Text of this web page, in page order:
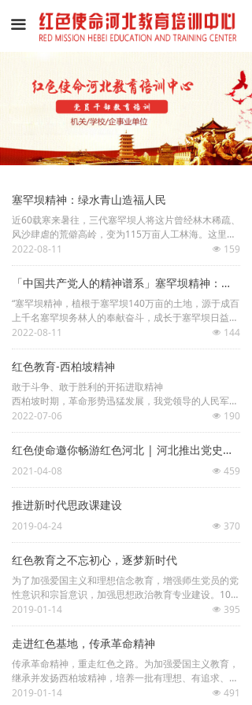
끀
首页
机构简介
红色教育
教学模式
活动影像
后勤保障
拓展基地
联系我们
塞罕坝精神：绿水青山造福人民
近60载寒来暑往，三代塞罕坝人将这片曾经林木稀疏、
风沙肆虐的荒僻高岭，变为115万亩人工林海。这里的
4.8亿棵树木，排起来可以绕地球12圈。塞罕坝每年为
京津地区输送净水1.37亿立方米、释放氧气55万吨，是
守卫京津的重要生态屏障。
넶 159
2022-08-11
「中国共产党人的精神谱系」塞罕坝精神：牢记使命 绿色发展
“塞罕坝精神，植根于塞罕坝140万亩的土地，源于成百
上千名塞罕坝务林人的奉献奋斗，成长于塞罕坝日益辉
煌的绿色事业之上，是几代塞罕坝人用心血、汗水和生
命凝结而成。”
넶 144
2022-08-11
红色教育-西柏坡精神
敢于斗争、敢于胜利的开拓进取精神
西柏坡时期，革命形势迅猛发展，我党领导的人民军队
已转入全国反攻，是否敢于不失时机地发起战略决战，
将革命进行到底，是党在西柏坡时期面临的一个历史性
课题。
넶 190
2022-07-06
红色使命邀你畅游红色河北 | 河北推出党史学习教育五大主题红色文化线路
넶 459
2021-04-08
推进新时代思政课建设
넶 370
2019-04-24
红色教育之不忘初心，逐梦新时代
为了加强爱国主义和理想信念教育，增强师生党员的党
性意识和宗旨意识，加强思想政治教育专业建设。10月
22日，红色使命河北培训中心组织思想政治教育的同学
们到保定市中国共产党员日记博物馆和冉庄地道战遗址
参观学习，接受红色教育。
넶 395
2019-01-14
走进红色基地，传承革命精神
传承革命精神，重走红色之路。为加强爱国主义教育，
继承并发扬西柏坡精神，培养一批有理想、有追求、有
担当、有作为、有品质、有修养的“六有”青年团学骨
넶 491
2019-01-14